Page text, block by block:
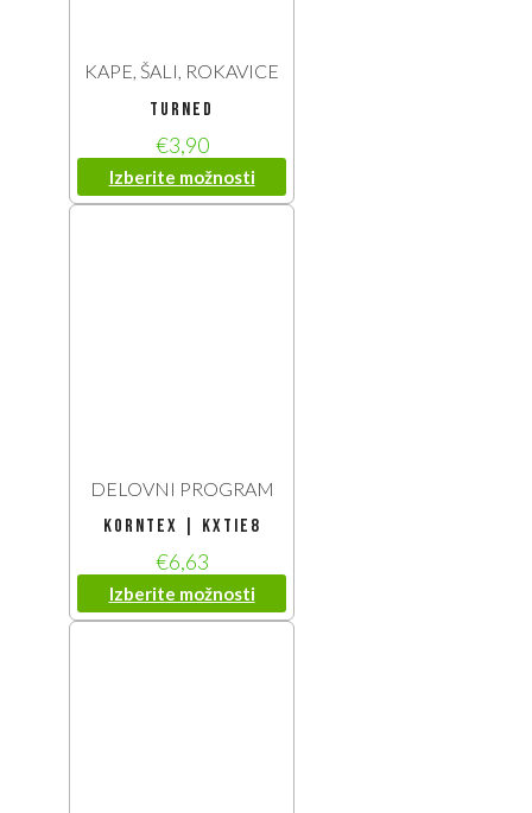
KAPE, ŠALI, ROKAVICE
turned
€3,90
Izberite možnosti
DELOVNI PROGRAM
Korntex | KXTIE8
€6,63
Izberite možnosti